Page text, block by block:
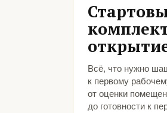
Всё, что нужно
к первому
от оценки
до готовности к